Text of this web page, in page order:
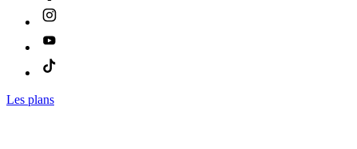
Les plans